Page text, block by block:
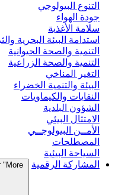
التنوع البيولوجي
جودة الهواء
سلامة الأغذية
استدامة البيئة البحرية
التنمية والصحة الحيوانية
التنمية والصحة الزراعية
التغير المناخي
البيئة والتنمية الخضراء
النفايات والكيماويات
الشؤون البلدية
الامتثال البيئي
الأمــن البيولوجــي
المصطلحات
السياحة البيئية
المشاركة الرقمية